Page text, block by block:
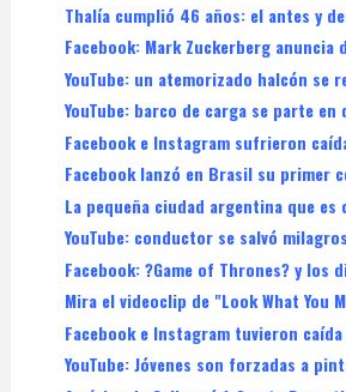
Thalía cumplió 46 años: el antes y
Facebook: Mark Zuckerberg anuncia
YouTube: un atemorizado halcón se
YouTube: barco de carga se parte
Facebook e Instagram sufrieron
Facebook lanzó en Brasil su primer
La pequeña ciudad argentina que
YouTube: conductor se salvó
Facebook: ?Game of Thrones? y los
Mira el videoclip de "Look What You
Facebook e Instagram tuvieron
YouTube: Jóvenes son forzadas a